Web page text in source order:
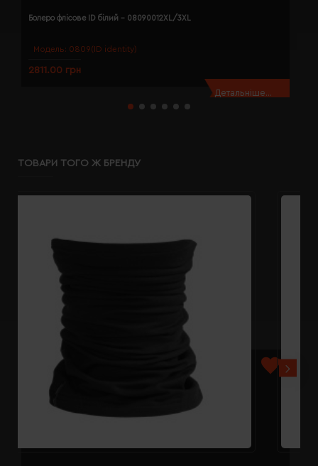
Модель: 0809(ID identity)
Болеро флісове ID білий - 08090012XL/3XL
2811.00 грн
Детальніше...
ТОВАРИ ТОГО Ж БРЕНДУ